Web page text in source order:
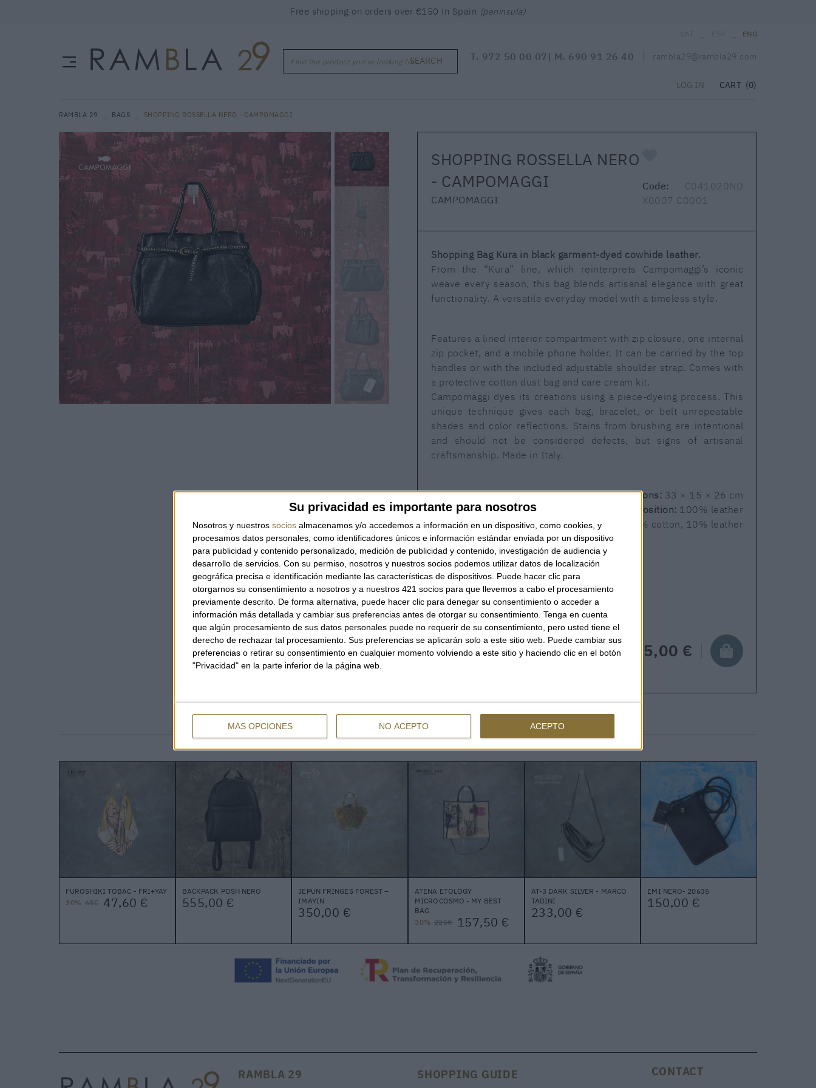
Su privacidad es importante para nosotros
Nosotros y nuestros socios almacenamos y/o accedemos a información en un dispositivo, como cookies, y
procesamos datos personales, como identificadores únicos e información estándar enviada por un dispositivo
para publicidad y contenido personalizado, medición de publicidad y contenido, investigación de audiencia y
desarrollo de servicios. Con su permiso, nosotros y nuestros socios podemos utilizar datos de localización
geográfica precisa e identificación mediante las características de dispositivos. Puede hacer clic para
otorgarnos su consentimiento a nosotros y a nuestros 421 socios para que llevemos a cabo el procesamiento
previamente descrito. De forma alternativa, puede hacer clic para denegar su consentimiento o acceder a
información más detallada y cambiar sus preferencias antes de otorgar su consentimiento. Tenga en cuenta
que algún procesamiento de sus datos personales puede no requerir de su consentimiento, pero usted tiene el
derecho de rechazar tal procesamiento. Sus preferencias se aplicarán solo a este sitio web. Puede cambiar sus
preferencias o retirar su consentimiento en cualquier momento volviendo a este sitio y haciendo clic en el botón
"Privacidad" en la parte inferior de la página web.
MÁS OPCIONES NO ACEPTO ACEPTO
Free shipping on orders over €150 in Spain (peninsula)
Find the product you're looking for ...SEARCH
ENG
T. 972 50 00 07 | M. 690 91 26 40 rambla29@rambla29.com
LOG IN CART (0)
RAMBLA 29 BAGS SHOPPING ROSSELLA NERO - CAMPOMAGGI
SHOPPING ROSSELLA NERO
- CAMPOMAGGI
CAMPOMAGGI
Code: C041020ND
X0007 C0001
Shopping Bag Kura in black garment-dyed cowhide leather.
From the “Kura” line, which reinterprets Campomaggi’s iconic
weave every season, this bag blends artisanal elegance with great
functionality. A versatile everyday model with a timeless style.
Features a lined interior compartment with zip closure, one internal
zip pocket, and a mobile phone holder. It can be carried by the top
handles or with the included adjustable shoulder strap. Comes with
a protective cotton dust bag and care cream kit.
Campomaggi dyes its creations using a piece-dyeing process. This
unique technique gives each bag, bracelet, or belt unrepeatable
shades and color reflections. Stains from brushing are intentional
and should not be considered defects, but signs of artisanal
craftsmanship. Made in Italy.
Dimensions: 33 × 15 × 26 cm
Outer composition: 100% leather
Inner composition:
90% cotton, 10% leather
AVAILABILITY
ONLY1 UNIT Shipping in 24-48 hours.
QUANTITY 525,00 €
YOU CAN ALSO BE INTERESTED
FUROSHIKI TOBAC - FRI+YAY
30% 68€ 47,60 €
BACKPACK POSH NERO
555,00 €
JEPUN FRINGES FOREST –
IMAYIN
350,00 €
ATENA ETOLOGY
MICROCOSMO - MY BEST
BAG
30% 225€ 157,50 €
AT-3 DARK SILVER - MARCO
TADINI
233,00 €
EMI NERO- 20635
150,00 €
RAMBLA 29 SHOPPING GUIDE CONTACT